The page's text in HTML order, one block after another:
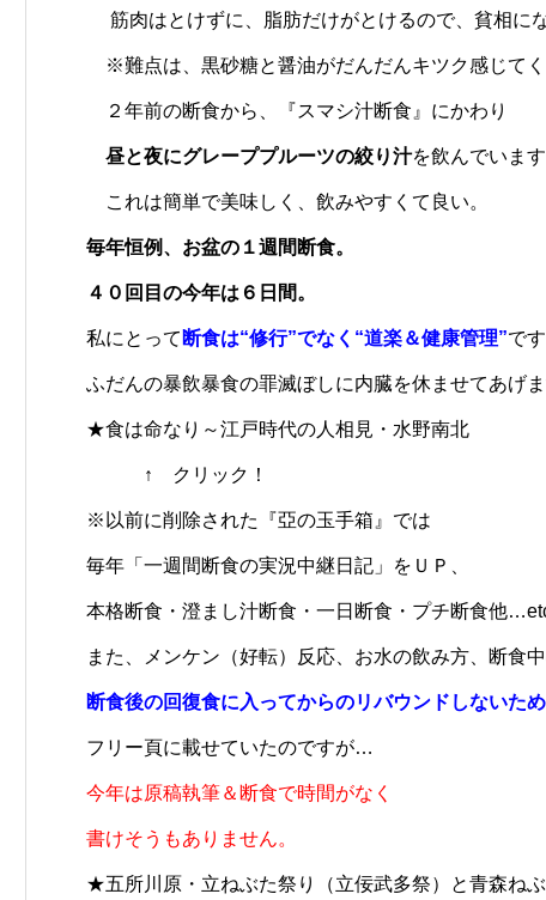
筋肉はとけずに、脂肪だけがとけるので、貧相にな
※難点は、黒砂糖と醤油がだんだんキツク感じてく
２年前の断食から、『スマシ汁断食』にかわり
昼と夜にグレーププルーツの絞り汁を飲んでいます
これは簡単で美味しく、飲みやすくて良い。
毎年恒例、お盆の１週間断食。
４０回目の今年は６日間。
私にとって 断食は“修行”でなく“道楽＆健康管理”です
ふだんの暴飲暴食の罪滅ぼしに内臓を休ませてあげま
★食は命なり～江戸時代の人相見・水野南北
↑ クリック！
※以前に削除された『亞の玉手箱』では
毎年「一週間断食の実況中継日記」をＵＰ、
本格断食・澄まし汁断食・一日断食・プチ断食他
また、メンケン（好転）反応、お水の飲み方、断食中
断食後の回復食に入ってからのリバウンドしないた
フリー頁に載せていたのですが…
今年は原稿執筆＆断食で時間がなく
書けそうもありません。
★五所川原・立ねぶた祭り（立佞武多祭）と青森ねぶ